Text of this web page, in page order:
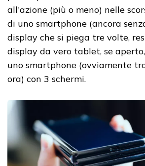
all'azione (più o meno) nelle
di uno smartphone (ancora
display che si piega tre volte,
display da vero tablet, se
uno smartphone (ovviamente
ora) con 3 schermi.